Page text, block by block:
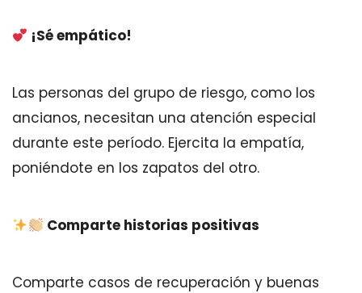
¡Sé empático!
Las personas del grupo de riesgo, como los
ancianos, necesitan una atención especial
durante este período. Ejercita la empatía,
poniéndote en los zapatos del otro.
Comparte historias positivas
Comparte casos de recuperación y buenas